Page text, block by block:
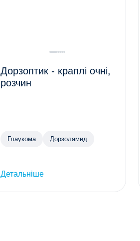
Дорзоптик - краплі очні,
розчин
Глаукома Дорзоламид
Детальніше